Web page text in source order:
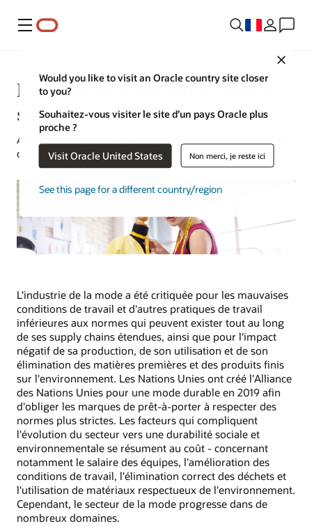
Menu
Would you like to visit an Oracle country site closer
to you?
Souhaitez-vous visiter le site d’un pays Oracle plus
proche ?
Visit Oracle United States Non merci, je reste ici
See this page for a different country/region
Les défis de la durabilité dans le
secteur de la mode
Amber Biela-Weyenberg | Responsable de la stratégie de
contenu | 11 août 2023
L'industrie de la mode a été critiquée pour les mauvaises
conditions de travail et d'autres pratiques de travail
inférieures aux normes qui peuvent exister tout au long
de ses supply chains étendues, ainsi que pour l'impact
négatif de sa production, de son utilisation et de son
élimination des matières premières et des produits finis
sur l'environnement. Les Nations Unies ont créé l'Alliance
des Nations Unies pour une mode durable en 2019 afin
d'obliger les marques de prêt-à-porter à respecter des
normes plus strictes. Les facteurs qui compliquent
l'évolution du secteur vers une durabilité sociale et
environnementale se résument au coût - concernant
notamment le salaire des équipes, l'amélioration des
conditions de travail, l'élimination correct des déchets et
l'utilisation de matériaux respectueux de l'environnement.
Cependant, le secteur de la mode progresse dans de
nombreux domaines.